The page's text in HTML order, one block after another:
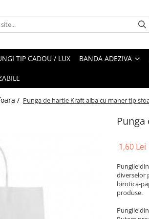
TIP CADOU / LUX BANDA ADEZIVA
/ Punga de hartie Kraft alba cu maner tip
1,60 Lei
Pungile
diverselor
birotica-
produse.
Pungile